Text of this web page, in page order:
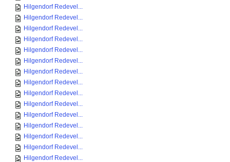
Hilgendorf Redevel...
Hilgendorf Redevel...
Hilgendorf Redevel...
Hilgendorf Redevel...
Hilgendorf Redevel...
Hilgendorf Redevel...
Hilgendorf Redevel...
Hilgendorf Redevel...
Hilgendorf Redevel...
Hilgendorf Redevel...
Hilgendorf Redevel...
Hilgendorf Redevel...
Hilgendorf Redevel...
Hilgendorf Redevel...
Hilgendorf Redevel...